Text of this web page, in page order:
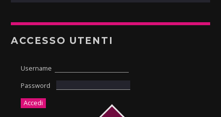
ACCESSO UTENTI
Username
Password